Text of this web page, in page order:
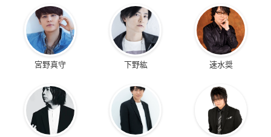
宮野真守 下野紘 速水奨